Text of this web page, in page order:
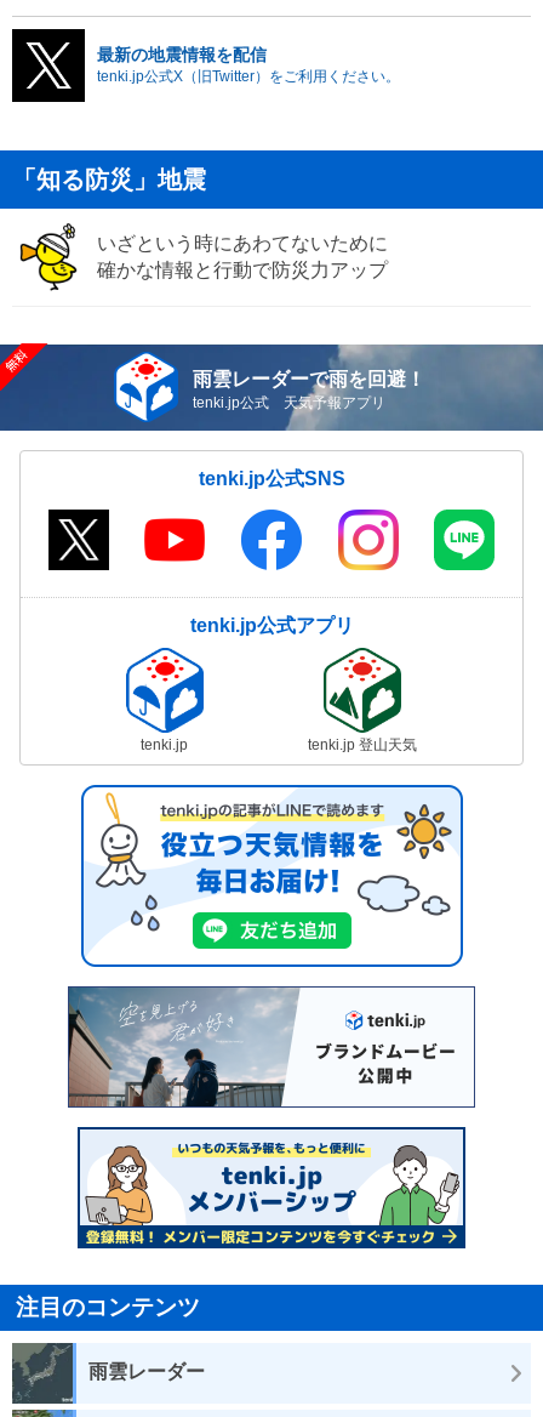
最新の地震情報を配信
tenki.jp公式X（旧Twitter）をご利用ください。
「知る防災」地震
いざという時にあわてないために
確かな情報と行動で防災力アップ
雨雲レーダーで雨を回避！
tenki.jp公式 天気予報アプリ
tenki.jp公式SNS
tenki.jp公式アプリ
tenki.jp tenki.jp 登山天気
注目のコンテンツ
雨雲レーダー